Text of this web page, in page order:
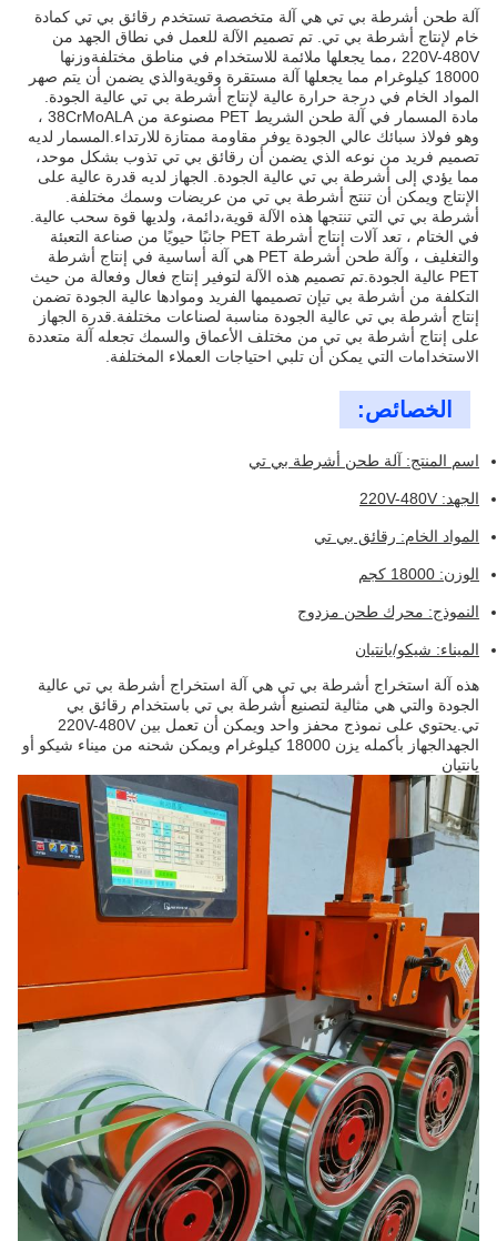
آلة طحن أشرطة بي تي هي آلة متخصصة تستخدم رقائق بي تي كمادة
خام لإنتاج أشرطة بي تي. تم تصميم الآلة للعمل في نطاق الجهد من
220V-480V ،مما يجعلها ملائمة للاستخدام في مناطق مختلفةوزنها
18000 كيلوغرام مما يجعلها آلة مستقرة وقويةوالذي يضمن أن يتم صهر
المواد الخام في درجة حرارة عالية لإنتاج أشرطة بي تي عالية الجودة.
مادة المسمار في آلة طحن الشريط PET مصنوعة من 38CrMoALA ،
وهو فولاذ سبائك عالي الجودة يوفر مقاومة ممتازة للارتداء.المسمار لديه
تصميم فريد من نوعه الذي يضمن أن رقائق بي تي تذوب بشكل موحد،
مما يؤدي إلى أشرطة بي تي عالية الجودة. الجهاز لديه قدرة عالية على
الإنتاج ويمكن أن تنتج أشرطة بي تي من عريضات وسمك مختلفة.
أشرطة بي تي التي تنتجها هذه الآلة قوية،دائمة، ولديها قوة سحب عالية.
في الختام ، تعد آلات إنتاج أشرطة PET جانبًا حيويًا من صناعة التعبئة
والتغليف ، وآلة طحن أشرطة PET هي آلة أساسية في إنتاج أشرطة
PET عالية الجودة.تم تصميم هذه الآلة لتوفير إنتاج فعال وفعالة من حيث
التكلفة من أشرطة بي تيإن تصميمها الفريد وموادها عالية الجودة تضمن
إنتاج أشرطة بي تي عالية الجودة مناسبة لصناعات مختلفة.قدرة الجهاز
على إنتاج أشرطة بي تي من مختلف الأعماق والسمك تجعله آلة متعددة
الاستخدامات التي يمكن أن تلبي احتياجات العملاء المختلفة.
الخصائص:
اسم المنتج: آلة طحن أشرطة بي تي
الجهد: 220V-480V
المواد الخام: رقائق بي تي
الوزن: 18000 كجم
النموذج: محرك طحن مزدوج
الميناء: شيكو/يانتيان
هذه آلة استخراج أشرطة بي تي هي آلة استخراج أشرطة بي تي عالية
الجودة والتي هي مثالية لتصنيع أشرطة بي تي باستخدام رقائق بي
تي.يحتوي على نموذج محفز واحد ويمكن أن تعمل بين 220V-480V
الجهدالجهاز بأكمله يزن 18000 كيلوغرام ويمكن شحنه من ميناء شيكو أو
يانتيان